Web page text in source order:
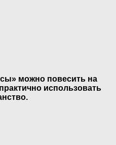
можно повесить на
использовать